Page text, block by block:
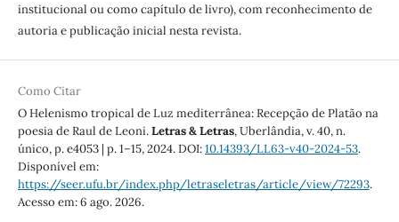
institucional ou como capítulo de livro), com reconhecimento de
autoria e publicação inicial nesta revista.
Como Citar
O Helenismo tropical de Luz mediterrânea: Recepção de Platão na
poesia de Raul de Leoni.Letras & Letras, Uberlândia, v. 40, n.
único, p. e4053 | p. 1–15, 2024. DOI:10.14393/LL63-v40-2024-53.
Disponível em:
https://seer.ufu.br/index.php/letraseletras/article/view/72293.
Acesso em: 6 ago. 2026.